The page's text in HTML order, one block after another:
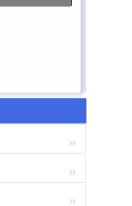
»
»
»